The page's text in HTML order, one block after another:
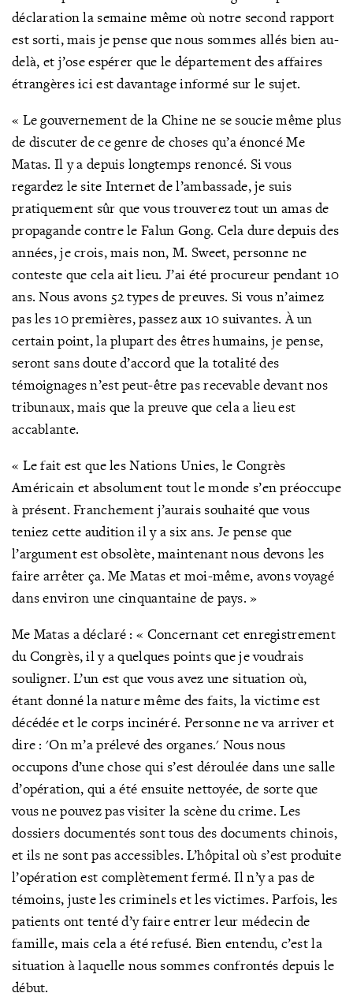
déclaration la semaine même où notre second rapport
est sorti, mais je pense que nous sommes allés bien au-
delà, et j’ose espérer que le département des affaires
étrangères ici est davantage informé sur le sujet.
« Le gouvernement de la Chine ne se soucie même plus
de discuter de ce genre de choses qu’a énoncé Me
Matas. Il y a depuis longtemps renoncé. Si vous
regardez le site Internet de l’ambassade, je suis
pratiquement sûr que vous trouverez tout un amas de
propagande contre le Falun Gong. Cela dure depuis des
années, je crois, mais non, M. Sweet, personne ne
conteste que cela ait lieu. J’ai été procureur pendant 10
ans. Nous avons 52 types de preuves. Si vous n’aimez
pas les 10 premières, passez aux 10 suivantes. À un
certain point, la plupart des êtres humains, je pense,
seront sans doute d’accord que la totalité des
témoignages n’est peut-être pas recevable devant nos
tribunaux, mais que la preuve que cela a lieu est
accablante.
« Le fait est que les Nations Unies, le Congrès
Américain et absolument tout le monde s’en préoccupe
à présent. Franchement j’aurais souhaité que vous
teniez cette audition il y a six ans. Je pense que
l’argument est obsolète, maintenant nous devons les
faire arrêter ça. Me Matas et moi-même, avons voyagé
dans environ une cinquantaine de pays. »
Me Matas a déclaré : « Concernant cet enregistrement
du Congrès, il y a quelques points que je voudrais
souligner. L’un est que vous avez une situation où,
étant donné la nature même des faits, la victime est
décédée et le corps incinéré. Personne ne va arriver et
dire : 'On m’a prélevé des organes.' Nous nous
occupons d’une chose qui s’est déroulée dans une salle
d’opération, qui a été ensuite nettoyée, de sorte que
vous ne pouvez pas visiter la scène du crime. Les
dossiers documentés sont tous des documents chinois,
et ils ne sont pas accessibles. L’hôpital où s’est produite
l’opération est complètement fermé. Il n’y a pas de
témoins, juste les criminels et les victimes. Parfois, les
patients ont tenté d’y faire entrer leur médecin de
famille, mais cela a été refusé. Bien entendu, c’est la
situation à laquelle nous sommes confrontés depuis le
début.